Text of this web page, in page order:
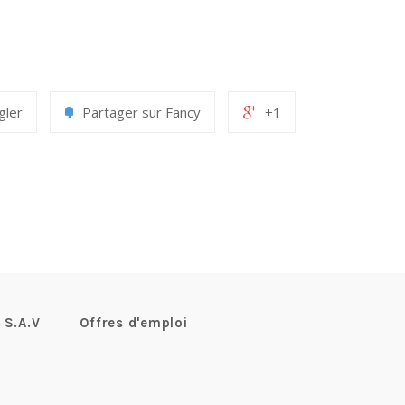
Partager sur Fancy +1
S.A.V Offres d'emploi